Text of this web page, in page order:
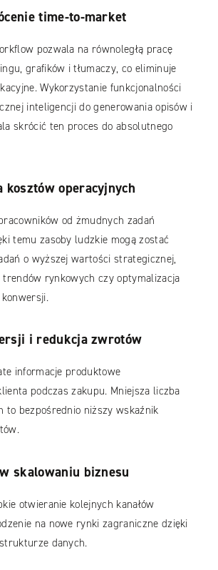
time-to-market
pozwala na równoległą pracę
grafików i tłumaczy, co eliminuje
Wykorzystanie funkcjonalności
inteligencji do generowania opisów i
skrócić ten proces do absolutnego
kosztów operacyjnych
od żmudnych zadań
temu zasoby ludzkie mogą zostać
o wyższej wartości strategicznej,
rynkowych czy optymalizacja
i redukcja zwrotów
informacje produktowe
podczas zakupu. Mniejsza liczba
to bezpośrednio niższy wskaźnik
skalowaniu biznesu
otwieranie kolejnych kanałów
na nowe rynki zagraniczne dzięki
danych.